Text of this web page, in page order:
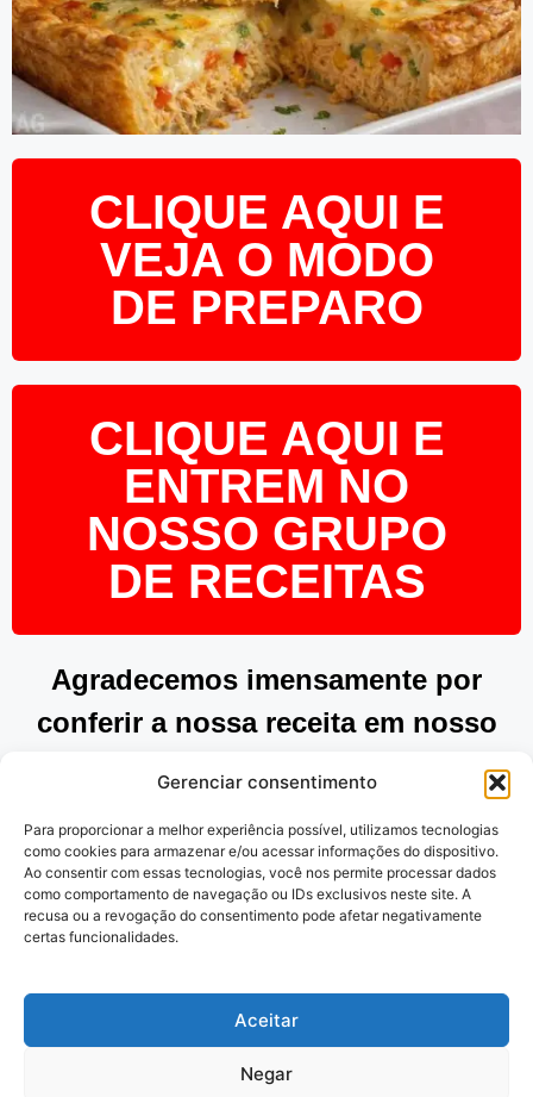
Gerenciar consentimento
Para proporcionar a melhor experiência possível, utilizamos tecnologias
como cookies para armazenar e/ou acessar informações do dispositivo.
Ao consentir com essas tecnologias, você nos permite processar dados
como comportamento de navegação ou IDs exclusivos neste site. A
recusa ou a revogação do consentimento pode afetar negativamente
certas funcionalidades.
Aceitar
Negar
CLIQUE AQUI E
VEJA O MODO
DE PREPARO
CLIQUE AQUI E
ENTREM NO
NOSSO GRUPO
DE RECEITAS
Agradecemos imensamente por
conferir a nossa receita em nosso
encontrado inspiração e praticidade
para preparar pratos deliciosos.
Continue explorando as nossas
opções e desfrute de momentos
nos acompanhar!